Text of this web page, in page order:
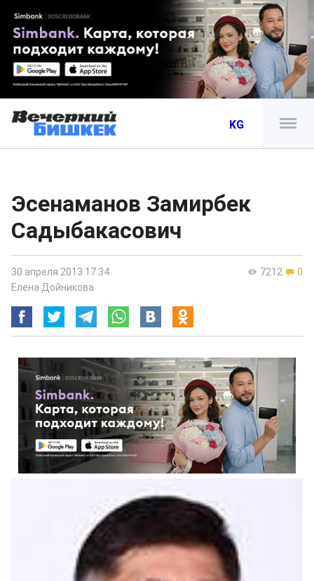
KG
Эсенаманов Замирбек
Садыбакасович
7212 0
30 апреля 2013 17:34
Елена Дойникова